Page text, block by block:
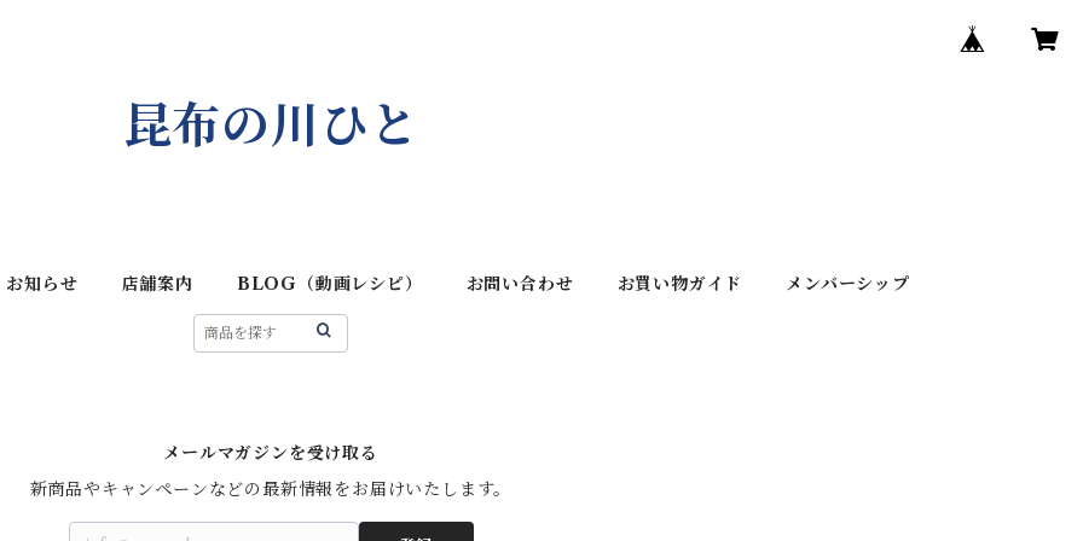
昆布の川ひと
お知らせ 店舗案内 BLOG（動画レシピ） お問い合わせ お買い物ガイド メンバーシップ
メールマガジンを受け取る
新商品やキャンペーンなどの最新情報をお届けいたします。